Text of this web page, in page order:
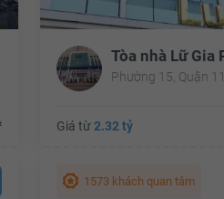
Tòa nhà Lữ Gia
Phường 15, Quận
Giá từ2.32 tỷ
1573 khách quan tâm